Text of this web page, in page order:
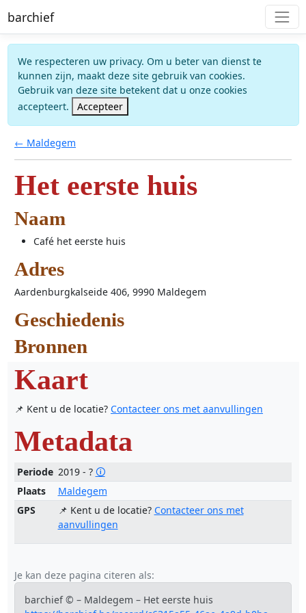
barchief
We respecteren uw privacy. Om u beter van dienst te
kunnen zijn, maakt deze site gebruik van cookies.
Gebruik van deze site betekent dat u onze cookies
accepteert.
Accepteer
← Maldegem
Het eerste huis
Naam
Café het eerste huis
Adres
Aardenburgkalseide 406, 9990 Maldegem
Geschiedenis
Bronnen
Kaart
📌 Kent u de locatie? Contacteer ons met aanvullingen
Metadata
Periode 2019 - ? 🛈
Plaats
Maldegem
GPS
📌 Kent u de locatie? Contacteer ons met
aanvullingen
Je kan deze pagina citeren als:
barchief © – Maldegem – Het eerste huis